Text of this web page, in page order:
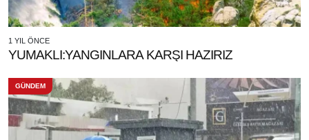
1 YIL ÖNCE
YUMAKLI:YANGINLARA KARŞI HAZIRIZ
GÜNDEM